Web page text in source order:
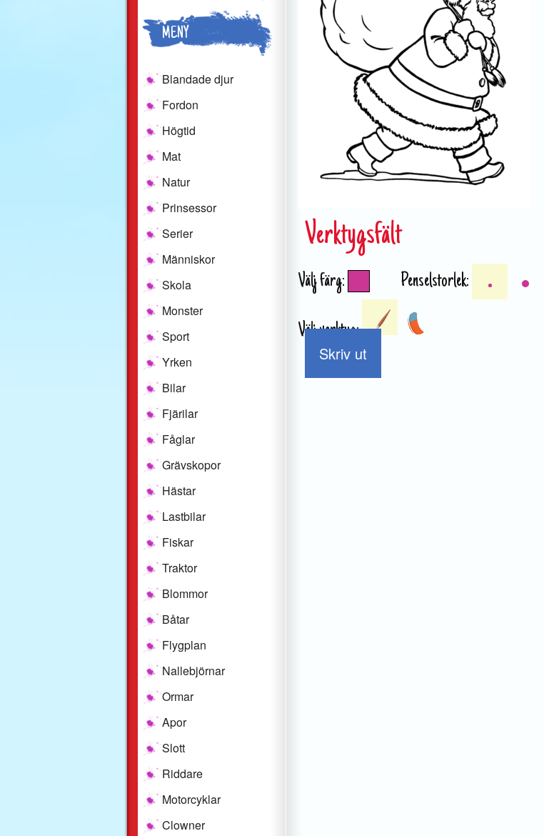
MENY
Blandade djur
Fordon
Högtid
Mat
Natur
Prinsessor
Serier
Människor
Skola
Monster
Sport
Yrken
Bilar
Fjärilar
Fåglar
Grävskopor
Hästar
Lastbilar
Fiskar
Traktor
Blommor
Båtar
Flygplan
Nallebjörnar
Ormar
Apor
Slott
Riddare
Motorcyklar
Clowner
Verktygsfält
Välj färg: Penselstorlek:
Välj verktyg:
Skriv ut